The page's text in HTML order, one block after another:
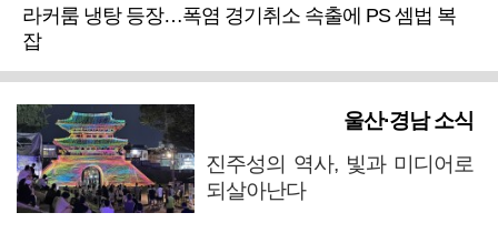
라커룸 냉탕 등장…폭염 경기취소 속출에 PS 셈법 복
잡
울산·경남 소식
진주성의 역사, 빛과 미디어로
되살아난다